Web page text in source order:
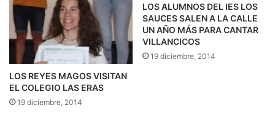
LOS REYES MAGOS VISITAN
EL COLEGIO LAS ERAS
19 diciembre, 2014
LOS ALUMNOS DEL IES LOS
SAUCES SALEN A LA CALLE
UN AÑO MÁS PARA CANTAR
VILLANCICOS
19 diciembre, 2014